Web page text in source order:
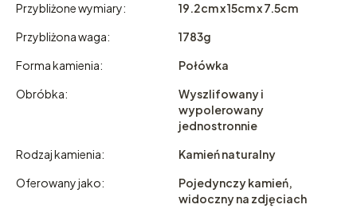
Przybliżone wymiary:
19.2cm x 15cm x 7.5cm
Przybliżona waga:
1783g
Forma kamienia:
Połówka
Obróbka:
Wyszlifowany i
wypolerowany
jednostronnie
Rodzaj kamienia:
Kamień naturalny
Oferowany jako:
Pojedynczy kamień,
widoczny na zdjęciach